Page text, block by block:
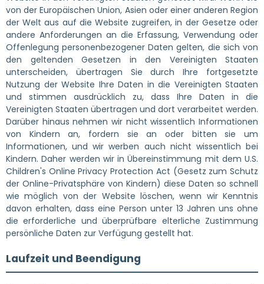
von der Europäischen Union, Asien oder einer anderen Region
der Welt aus auf die Website zugreifen, in der Gesetze oder
andere Anforderungen an die Erfassung, Verwendung oder
Offenlegung personenbezogener Daten gelten, die sich von
den geltenden Gesetzen in den Vereinigten Staaten
unterscheiden, übertragen Sie durch Ihre fortgesetzte
Nutzung der Website Ihre Daten in die Vereinigten Staaten
und stimmen ausdrücklich zu, dass Ihre Daten in die
Vereinigten Staaten übertragen und dort verarbeitet werden.
Darüber hinaus nehmen wir nicht wissentlich Informationen
von Kindern an, fordern sie an oder bitten sie um
Informationen, und wir werben auch nicht wissentlich bei
Kindern. Daher werden wir in Übereinstimmung mit dem U.S.
Children's Online Privacy Protection Act (Gesetz zum Schutz
der Online-Privatsphäre von Kindern) diese Daten so schnell
wie möglich von der Website löschen, wenn wir Kenntnis
davon erhalten, dass eine Person unter 13 Jahren uns ohne
die erforderliche und überprüfbare elterliche Zustimmung
persönliche Daten zur Verfügung gestellt hat.
Laufzeit und Beendigung